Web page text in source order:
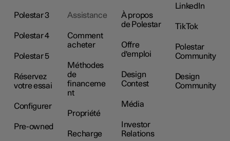
Polestar 3
Polestar 4
Polestar 5
Réservez
votre essai
Configurer
Pre-owned
Assistance
Comment
acheter
Méthodes
de
financeme
nt
Propriété
Recharge
À propos
de Polestar
Offre
d'emploi
Design
Contest
Média
Investor
Relations
LinkedIn
TikTok
Polestar
Community
Design
Community